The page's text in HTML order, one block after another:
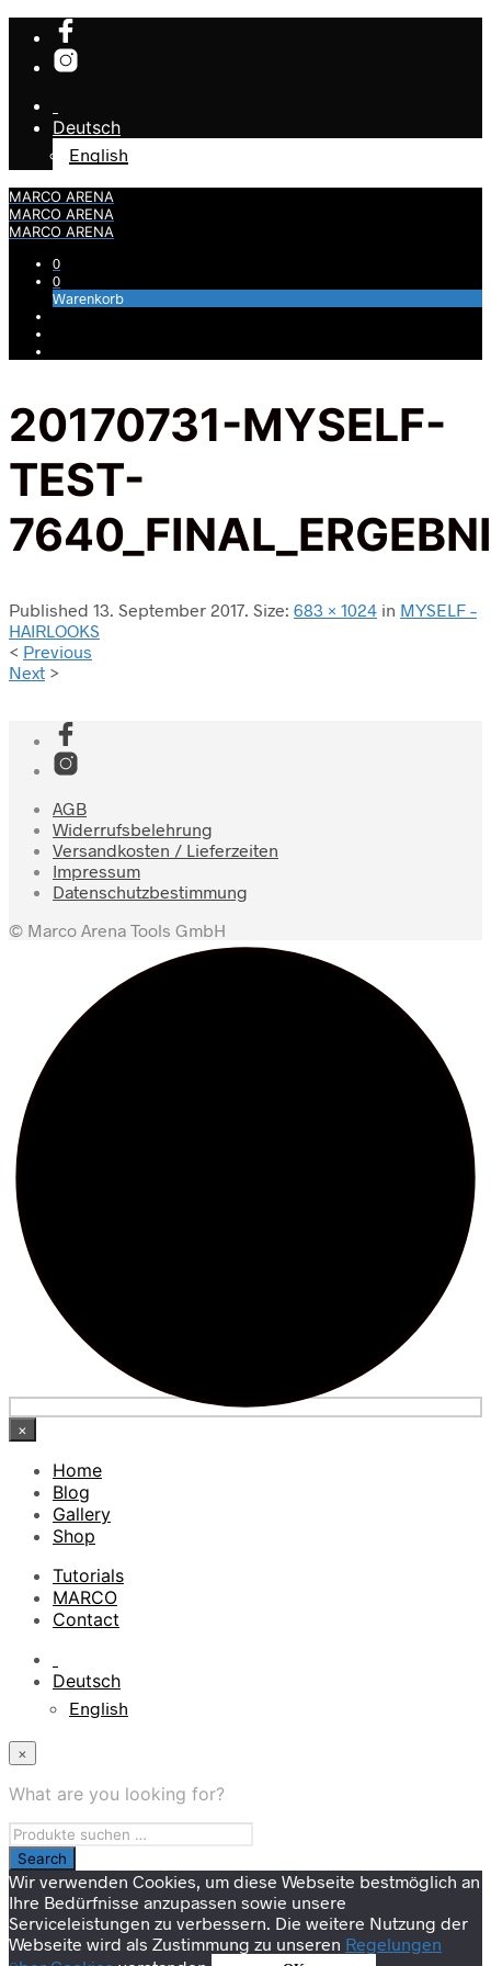
Deutsch
English
MARCO ARENA
MARCO ARENA
MARCO ARENA
0
0
Warenkorb
20170731-MYSELF-
TEST-
Published 13. September 2017. Size: 683 × 1024 in MYSELF –
HAIRLOOKS
< Previous
Next >
AGB
Widerrufsbelehrung
Versandkosten / Lieferzeiten
Impressum
Datenschutzbestimmung
© Marco Arena Tools GmbH
×
Home
Blog
Gallery
Shop
Tutorials
MARCO
Contact
Deutsch
English
×
What are you looking for?
Wir verwenden Cookies, um diese Webseite bestmöglich an
Ihre Bedürfnisse anzupassen sowie unsere
Serviceleistungen zu verbessern. Die weitere Nutzung der
Webseite wird als Zustimmung zu unseren Regelungen